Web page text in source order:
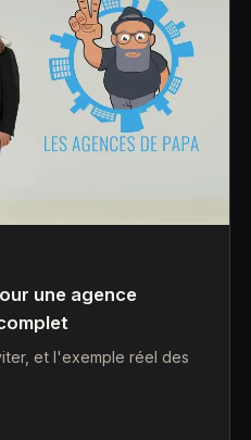
une agence
et l'exemple réel des